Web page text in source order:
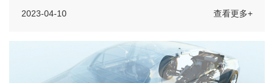
2023-04-10 查看更多+